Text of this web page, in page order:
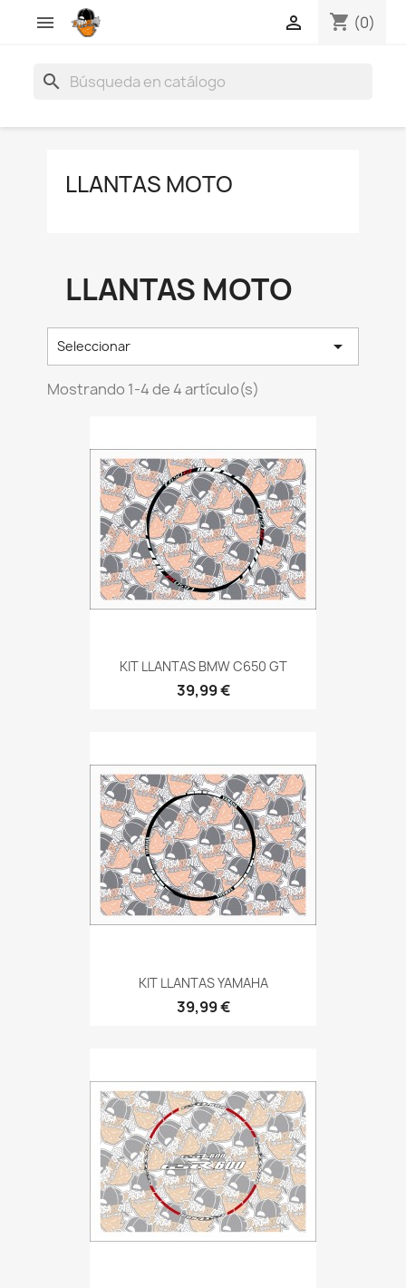
 shopping_cart (0)

search
LLANTAS MOTO
LLANTAS MOTO
Seleccionar 
Mostrando 1-4 de 4 artículo(s)
KIT LLANTAS BMW C650 GT
39,99 €
KIT LLANTAS YAMAHA
39,99 €